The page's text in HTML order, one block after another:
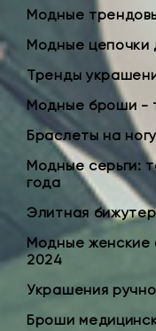
Модные
Модные цепочки
Тренды
Модные броши -
Браслеты на
Модные серьги:
года
Элитная
Модные женские
2024
Украшения
Броши